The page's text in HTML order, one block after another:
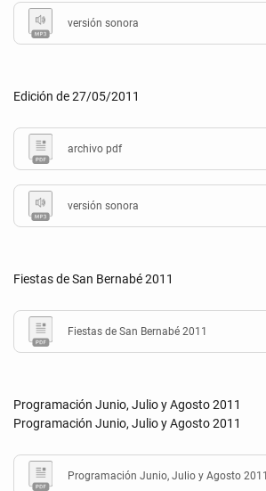
versión sonora
Edición de 27/05/2011
archivo pdf
versión sonora
Fiestas de San Bernabé 2011
Fiestas de San Bernabé 2011
Programación Junio, Julio y Agosto 2011
Programación Junio, Julio y Agosto 2011
Programación Junio, Julio y Agosto 2011